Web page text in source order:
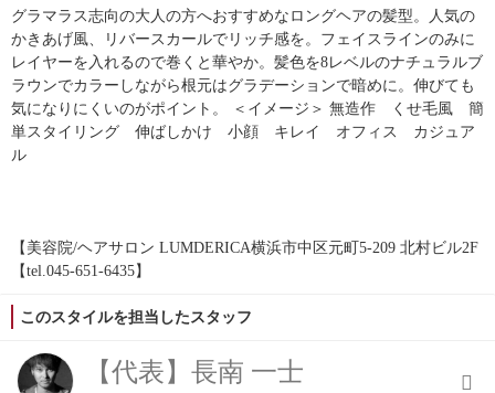
グラマラス志向の大人の方へおすすめなロングヘアの髪型。人気の
かきあげ風、リバースカールでリッチ感を。フェイスラインのみに
レイヤーを入れるので巻くと華やか。髪色を8レベルのナチュラルブ
ラウンでカラーしながら根元はグラデーションで暗めに。伸びても
気になりにくいのがポイント。 ＜イメージ＞ 無造作 くせ毛風 簡
単スタイリング 伸ばしかけ 小顔 キレイ オフィス カジュア
ル
【美容院/ヘアサロン LUMDERICA横浜市中区元町5-209 北村ビル2F
【tel.045-651-6435】
このスタイルを担当したスタッフ
【代表】長南 一士